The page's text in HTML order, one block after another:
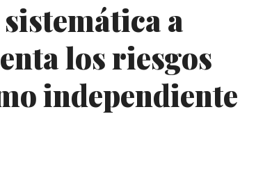
a
los riesgos
independiente